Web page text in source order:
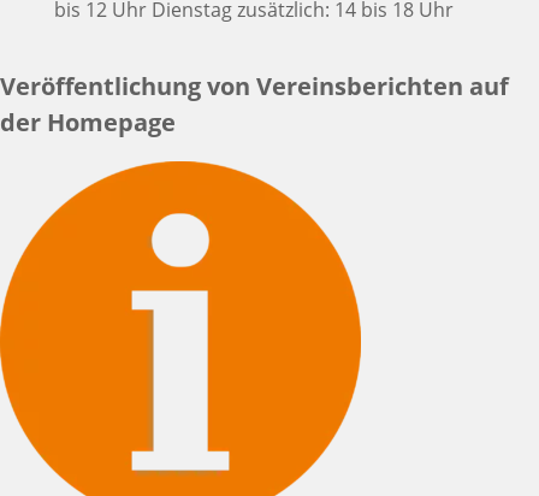
bis 12 Uhr Dienstag zusätzlich: 14 bis 18 Uhr
Veröffentlichung von Vereinsberichten auf
der Homepage